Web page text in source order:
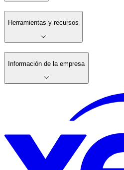
Herramientas y recursos
Información de la empresa